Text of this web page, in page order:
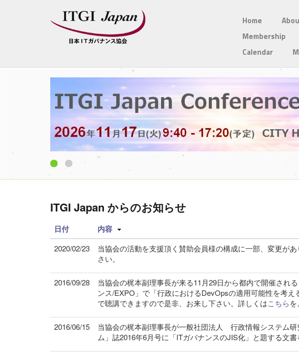
Home
Membership
Calendar
ITGI Japan からのお知らせ
日付 内容
2020/02/23 当協会の活動を支援頂く賛助会員様の構成に一部、変更が
さい。
2016/09/28
当協会の梶本副理事長が来る11月29日から都内で開催され
ンス/EXPO」で「行政におけるDevOpsの適用可能性を考
で聴講できますので是非、お来し下さい。詳しくはこちらを。
2016/06/15
当協会の梶本副理事長が一般社団法人 行政情報システム
ム」誌2016年6月号に「ITガバナンスのJIS化」と題する文書